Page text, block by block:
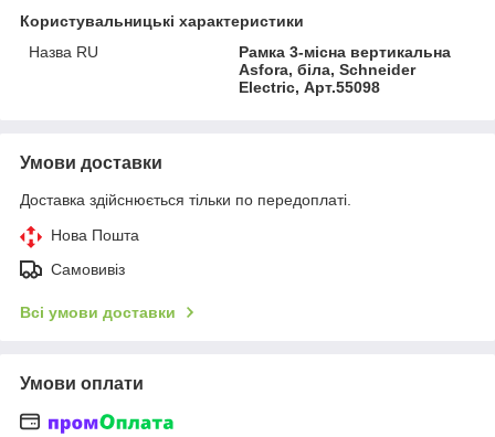
Користувальницькі характеристики
Назва RU
Рамка 3-місна вертикальна
Asfora, біла, Schneider
Electric, Арт.55098
Умови доставки
Доставка здійснюється тільки по передоплаті.
Нова Пошта
Самовивіз
Всі умови доставки
Умови оплати